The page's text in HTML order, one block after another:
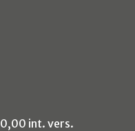
int. vers.